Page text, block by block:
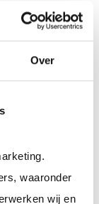
Over
waaronder
wij en
de
Als de klant
die is
te